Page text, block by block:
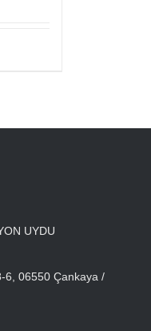
UYDU
6, 06550 Çankaya /